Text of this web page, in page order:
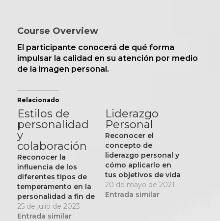
Course Overview
El participante conocerá de qué forma
impulsar la calidad en su atención por medio
de la imagen personal.
Relacionado
Estilos de
personalidad
y
colaboración
Reconocer la
influencia de los
diferentes tipos de
temperamento en la
personalidad a fin de
convivir en
concordancia con
25 de julio de 2023
Entrada similar
Liderazgo
Personal
Reconocer el
concepto de
liderazgo personal y
cómo aplicarlo en
tus objetivos de vida
y propósitos.
20 de mayo de 2021
Entrada similar